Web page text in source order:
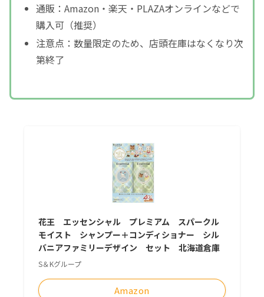
通販：Amazon・楽天・PLAZAオンラインなどで
購入可（推奨）
注意点：数量限定のため、店頭在庫はなくなり次
第終了
花王 エッセンシャル プレミアム スパークル
モイスト シャンプー＋コンディショナー シル
バニアファミリーデザイン セット 北海道倉庫
S＆Kグループ
Amazon